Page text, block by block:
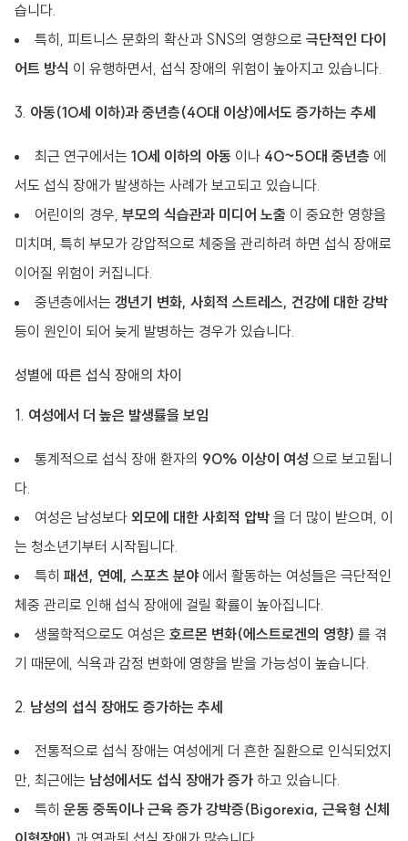
습니다.
특히, 피트니스 문화의 확산과 SNS의 영향으로 극단적인 다이
어트 방식 이 유행하면서, 섭식 장애의 위험이 높아지고 있습니다.
3. 아동(10세 이하)과 중년층(40대 이상)에서도 증가하는 추세
최근 연구에서는 10세 이하의 아동 이나 40~50대 중년층 에
서도 섭식 장애가 발생하는 사례가 보고되고 있습니다.
어린이의 경우, 부모의 식습관과 미디어 노출 이 중요한 영향을
미치며, 특히 부모가 강압적으로 체중을 관리하려 하면 섭식 장애로
이어질 위험이 커집니다.
중년층에서는 갱년기 변화, 사회적 스트레스, 건강에 대한 강박
등이 원인이 되어 늦게 발병하는 경우가 있습니다.
성별에 따른 섭식 장애의 차이
1. 여성에서 더 높은 발생률을 보임
통계적으로 섭식 장애 환자의 90% 이상이 여성 으로 보고됩니
다.
여성은 남성보다 외모에 대한 사회적 압박 을 더 많이 받으며, 이
는 청소년기부터 시작됩니다.
특히 패션, 연예, 스포츠 분야 에서 활동하는 여성들은 극단적인
체중 관리로 인해 섭식 장애에 걸릴 확률이 높아집니다.
생물학적으로도 여성은 호르몬 변화(에스트로겐의 영향) 를 겪
기 때문에, 식욕과 감정 변화에 영향을 받을 가능성이 높습니다.
2. 남성의 섭식 장애도 증가하는 추세
전통적으로 섭식 장애는 여성에게 더 흔한 질환으로 인식되었지
만, 최근에는 남성에서도 섭식 장애가 증가 하고 있습니다.
특히 운동 중독이나 근육 증가 강박증(Bigorexia, 근육형 신체